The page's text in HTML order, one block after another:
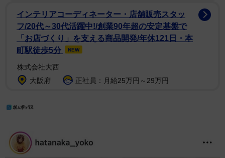
インテリアコーディネーター・店舗販売スタッ
フ/20代～30代活躍中!/創業90年超の安定基盤で
「お店づくり」を支える商品開発/年休121日・本
町駅徒歩5分
NEW
株式会社大西
大阪府
正社員：月給25万円～29万円